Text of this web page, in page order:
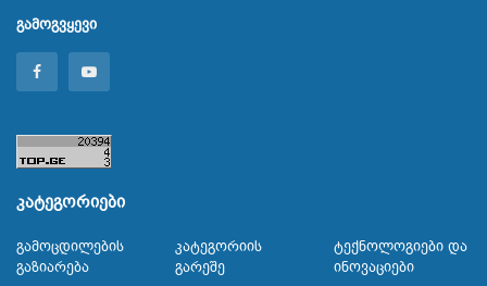
გამოგვყევი
კატეგორიები
Გამოცდილების
Გაზიარება
Კატეგორიის
Გარეშე
Ტექნოლოგიები Და
Ინოვაციები